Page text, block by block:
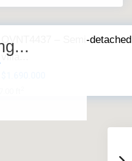
OVNT4437 – Semi-detached
villa...